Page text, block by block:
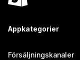
Appkategorier
Försäljningskanaler